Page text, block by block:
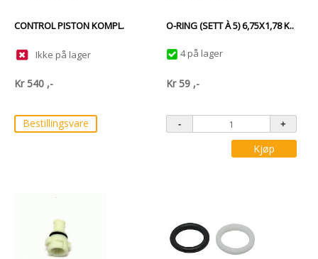
CONTROL PISTON KOMPL.
Ikke på lager
Kr540 ,-
Bestillingsvare
O-RING (SETT À 5) 6,75X1,78 K..
4 på lager
Kr59 ,-
Kjøp